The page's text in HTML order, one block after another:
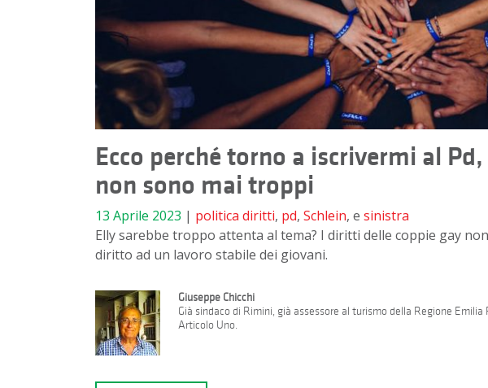
Ecco perché torno a iscrivermi al
non sono mai troppi
13 Aprile 2023 | politica diritti, pd, Schlein, e sinistra
Elly sarebbe troppo attenta al tema? I diritti delle coppie gay
diritto ad un lavoro stabile dei giovani.
Giuseppe Chicchi
Già sindaco di Rimini, già assessore al turismo della Regione
Articolo Uno.